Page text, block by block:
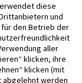
diese
und
den Betrieb der
aller
klicken, ihre
klicken (mit
abgelehnt werden